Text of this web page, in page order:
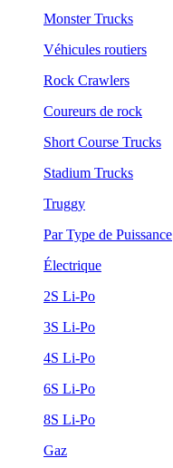
Monster Trucks
Véhicules routiers
Rock Crawlers
Coureurs de rock
Short Course Trucks
Stadium Trucks
Truggy
Par Type de Puissance
Électrique
2S Li-Po
3S Li-Po
4S Li-Po
6S Li-Po
8S Li-Po
Gaz